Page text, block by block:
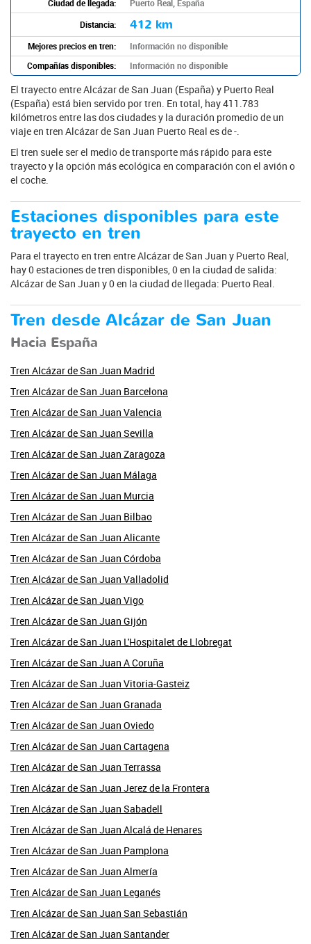
Ciudad de llegada:
Puerto Real, España
Distancia:
412 km
Mejores precios en tren:
Información no disponible
Compañías disponibles:
Información no disponible
El trayecto entre Alcázar de San Juan (España) y Puerto Real
(España) está bien servido por tren. En total, hay 411.783
kilómetros entre las dos ciudades y la duración promedio de un
viaje en tren Alcázar de San Juan Puerto Real es de -.
El tren suele ser el medio de transporte más rápido para este
trayecto y la opción más ecológica en comparación con el avión o
el coche.
Estaciones disponibles para este
trayecto en tren
Para el trayecto en tren entre Alcázar de San Juan y Puerto Real,
hay 0 estaciones de tren disponibles, 0 en la ciudad de salida:
Alcázar de San Juan y 0 en la ciudad de llegada: Puerto Real.
Tren desde Alcázar de San Juan
Hacia España
Tren Alcázar de San Juan Madrid
Tren Alcázar de San Juan Barcelona
Tren Alcázar de San Juan Valencia
Tren Alcázar de San Juan Sevilla
Tren Alcázar de San Juan Zaragoza
Tren Alcázar de San Juan Málaga
Tren Alcázar de San Juan Murcia
Tren Alcázar de San Juan Bilbao
Tren Alcázar de San Juan Alicante
Tren Alcázar de San Juan Córdoba
Tren Alcázar de San Juan Valladolid
Tren Alcázar de San Juan Vigo
Tren Alcázar de San Juan Gijón
Tren Alcázar de San Juan L'Hospitalet de Llobregat
Tren Alcázar de San Juan A Coruña
Tren Alcázar de San Juan Vitoria-Gasteiz
Tren Alcázar de San Juan Granada
Tren Alcázar de San Juan Oviedo
Tren Alcázar de San Juan Cartagena
Tren Alcázar de San Juan Terrassa
Tren Alcázar de San Juan Jerez de la Frontera
Tren Alcázar de San Juan Sabadell
Tren Alcázar de San Juan Alcalá de Henares
Tren Alcázar de San Juan Pamplona
Tren Alcázar de San Juan Almería
Tren Alcázar de San Juan Leganés
Tren Alcázar de San Juan San Sebastián
Tren Alcázar de San Juan Santander